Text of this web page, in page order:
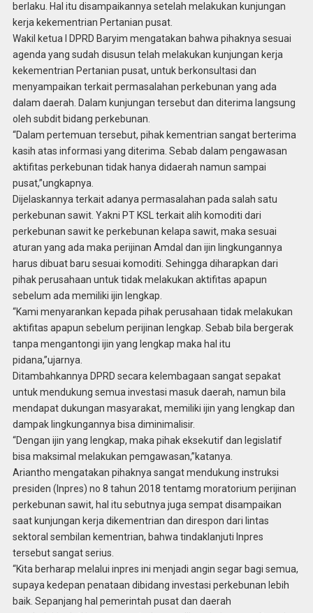
berlaku. Hal itu disampaikannya setelah melakukan kunjungan
kerja kekementrian Pertanian pusat.
Wakil ketua I DPRD Baryim mengatakan bahwa pihaknya sesuai
agenda yang sudah disusun telah melakukan kunjungan kerja
kekementrian Pertanian pusat, untuk berkonsultasi dan
menyampaikan terkait permasalahan perkebunan yang ada
dalam daerah. Dalam kunjungan tersebut dan diterima langsung
oleh subdit bidang perkebunan.
“Dalam pertemuan tersebut, pihak kementrian sangat berterima
kasih atas informasi yang diterima. Sebab dalam pengawasan
aktifitas perkebunan tidak hanya didaerah namun sampai
pusat,”ungkapnya.
Dijelaskannya terkait adanya permasalahan pada salah satu
perkebunan sawit. Yakni PT KSL terkait alih komoditi dari
perkebunan sawit ke perkebunan kelapa sawit, maka sesuai
aturan yang ada maka perijinan Amdal dan ijin lingkungannya
harus dibuat baru sesuai komoditi. Sehingga diharapkan dari
pihak perusahaan untuk tidak melakukan aktifitas apapun
sebelum ada memiliki ijin lengkap.
“Kami menyarankan kepada pihak perusahaan tidak melakukan
aktifitas apapun sebelum perijinan lengkap. Sebab bila bergerak
tanpa mengantongi ijin yang lengkap maka hal itu
pidana,”ujarnya.
Ditambahkannya DPRD secara kelembagaan sangat sepakat
untuk mendukung semua investasi masuk daerah, namun bila
mendapat dukungan masyarakat, memiliki ijin yang lengkap dan
dampak lingkungannya bisa diminimalisir.
“Dengan ijin yang lengkap, maka pihak eksekutif dan legislatif
bisa maksimal melakukan pemgawasan,”katanya.
Ariantho mengatakan pihaknya sangat mendukung instruksi
presiden (Inpres) no 8 tahun 2018 tentamg moratorium perijinan
perkebunan sawit, hal itu sebutnya juga sempat disampaikan
saat kunjungan kerja dikementrian dan direspon dari lintas
sektoral sembilan kementrian, bahwa tindaklanjuti Inpres
tersebut sangat serius.
“Kita berharap melalui inpres ini menjadi angin segar bagi semua,
supaya kedepan penataan dibidang investasi perkebunan lebih
baik. Sepanjang hal pemerintah pusat dan daerah